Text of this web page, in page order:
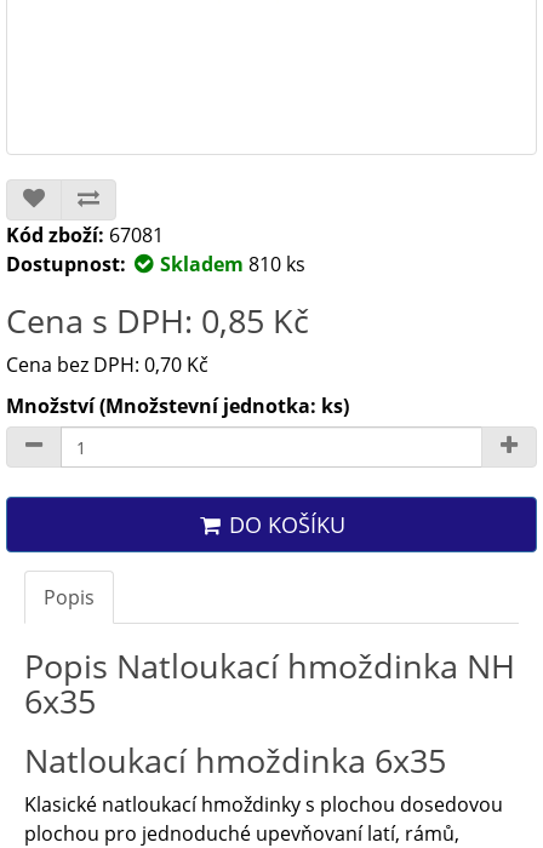
Kód zboží: 67081
Dostupnost:
Skladem 810 ks
Cena s DPH: 0,85 Kč
Cena bez DPH: 0,70 Kč
Množství (Množstevní jednotka: ks)
DO KOŠÍKU
Popis
Popis Natloukací hmoždinka NH
6x35
Natloukací hmoždinka 6x35
Klasické natloukací hmoždinky s plochou dosedovou
plochou pro jednoduché upevňovaní latí, rámů,